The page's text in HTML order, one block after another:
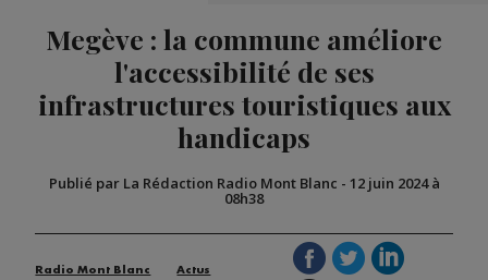
BIGARD
Megève : la commune améliore
l'accessibilité de ses
infrastructures touristiques aux
handicaps
Publié par La Rédaction Radio Mont Blanc - 12 juin 2024 à
08h38
Radio Mont Blanc
Actus